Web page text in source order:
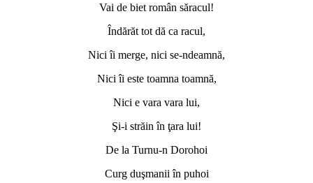
Vai de biet român săracul!
Îndărăt tot dă ca racul,
Nici îi merge, nici se-ndeamnă,
Nici îi este toamna toamnă,
Nici e vara vara lui,
Şi-i străin în ţara lui!
De la Turnu-n Dorohoi
Curg duşmanii în puhoi